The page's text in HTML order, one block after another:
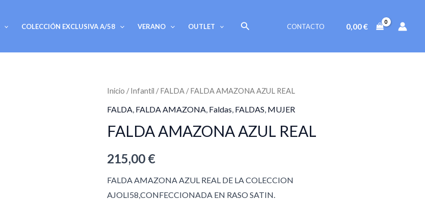
COLECCIÓN EXCLUSIVA A/58 VERANO OUTLET Buscar CONTACTO 0,00€
Inicio /Infantil /FALDA / FALDA AMAZONA AZUL REAL
FALDA FALDA AMAZONA Faldas FALDAS MUJER
FALDA AMAZONA AZUL REAL
215,00 €
FALDA AMAZONA AZUL REAL DE LA COLECCION
AJOLI58,CONFECCIONADA EN RASO SATIN.
FALDA
AMAZONA
REAL